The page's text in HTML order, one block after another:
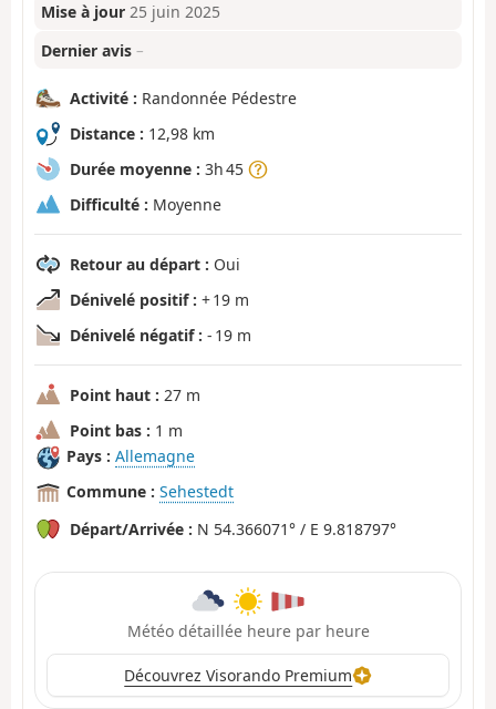
Mise à jour 25 juin 2025
Dernier avis –
Activité : Randonnée Pédestre
Distance : 12,98 km
Durée moyenne : 3h 45
Difficulté : Moyenne
Retour au départ : Oui
Dénivelé positif : + 19 m
Dénivelé négatif : - 19 m
Point haut : 27 m
Point bas : 1 m
Pays : Allemagne
Commune : Sehestedt
Départ/Arrivée : N 54.366071° / E 9.818797°
Météo détaillée heure par heure
Découvrez Visorando Premium